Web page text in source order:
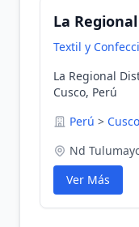
La
Textil y
La Regional
Cusco, Perú
Perú > Cusco
Nd
Ver Más